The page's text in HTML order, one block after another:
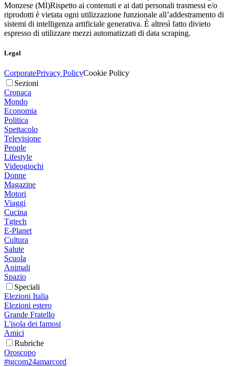
Monzese (MI)Rispetto ai contenuti e ai dati personali trasmessi e/o
riprodotti è vietata ogni utilizzazione funzionale all’addestramento di
sistemi di intelligenza artificiale generativa. È altresì fatto divieto
espresso di utilizzare mezzi automatizzati di data scraping.
Legal
CorporatePrivacy PolicyCookie Policy
Sezioni
Cronaca
Mondo
Economia
Politica
Spettacolo
Televisione
People
Lifestyle
Videogiochi
Donne
Magazine
Motori
Viaggi
Cucina
Tgtech
E-Planet
Cultura
Salute
Scuola
Animali
Spazio
Speciali
Elezioni Italia
Elezioni estero
Grande Fratello
L'isola dei famosi
Amici
Rubriche
Oroscopo
#tgcom24amarcord